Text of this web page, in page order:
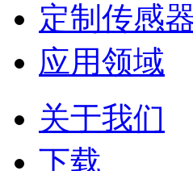
定制传感
应用领域
关于我们
下载